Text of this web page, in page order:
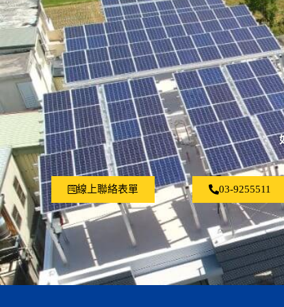
線上聯絡表單 03-9255511